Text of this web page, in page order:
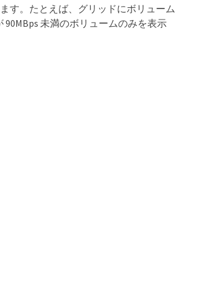
す。たとえば、グリッドにボリューム
未満のボリュームのみを表示